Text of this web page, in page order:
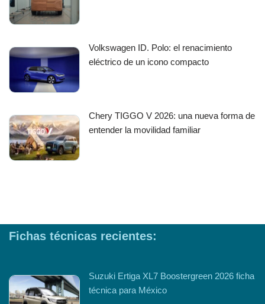
Volkswagen ID. Polo: el renacimiento
eléctrico de un icono compacto
Chery TIGGO V 2026: una nueva forma de
entender la movilidad familiar
Fichas técnicas recientes:
Suzuki Ertiga XL7 Boostergreen 2026 ficha
técnica para México